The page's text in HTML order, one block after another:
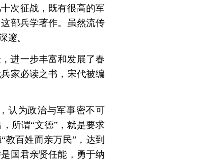
次征战，既有很高的军
部兵学著作。虽然流传
邃。
进一步丰富和发展了春
家必读之书，宋代被编
认为政治与军事密不可
所谓“文德”，就是要求
教百姓而亲万民”，达到
国君亲贤任能，勇于纳